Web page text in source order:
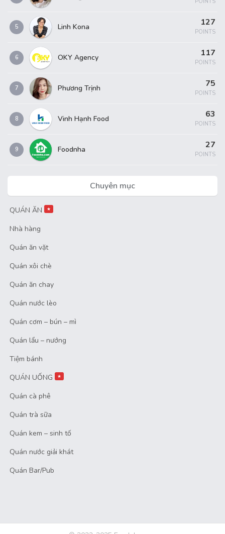
5 Linh Kona 127
POINTS
6 OKY Agency 117
POINTS
7 Phương Trịnh 75
POINTS
8 Vinh Hạnh Food 63
POINTS
9 Foodnha 27
POINTS
Chuyên mục
QUÁN ĂN ★
Nhà hàng
Quán ăn vặt
Quán xôi chè
Quán ăn chay
Quán nước lèo
Quán cơm – bún – mì
Quán lẩu – nướng
Tiệm bánh
QUÁN UỐNG
★
Quán cà phê
Quán trà sữa
Quán kem – sinh tố
Quán nước giải khát
Quán Bar/Pub